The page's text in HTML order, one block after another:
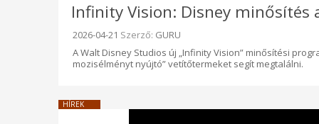
Infinity Vision: Disney minősítés
Beküldve:
2026-04-21 Szerző: GURU
A Walt Disney Studios új „Infinity Vision” minősítési
mozisélményt nyújtó” vetítőtermeket segít megtalálni.
HÍREK